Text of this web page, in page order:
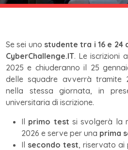
Se sei uno studente tra i 16 e 24
CyberChallenge.IT. Le iscrizioni
2025 e chiuderanno il 25
delle squadre avverrà tramite
nella stessa giornata, in
universitaria di iscrizione.
Il primo test si svolgerà la
2026 e serve per una prima
Il secondo test, riservato ai